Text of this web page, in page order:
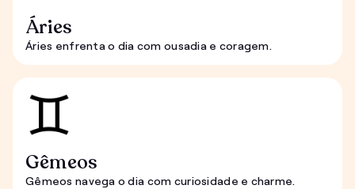
Áries
Áries enfrenta o dia com ousadia e coragem.
Gêmeos
Gêmeos navega o dia com curiosidade e charme.